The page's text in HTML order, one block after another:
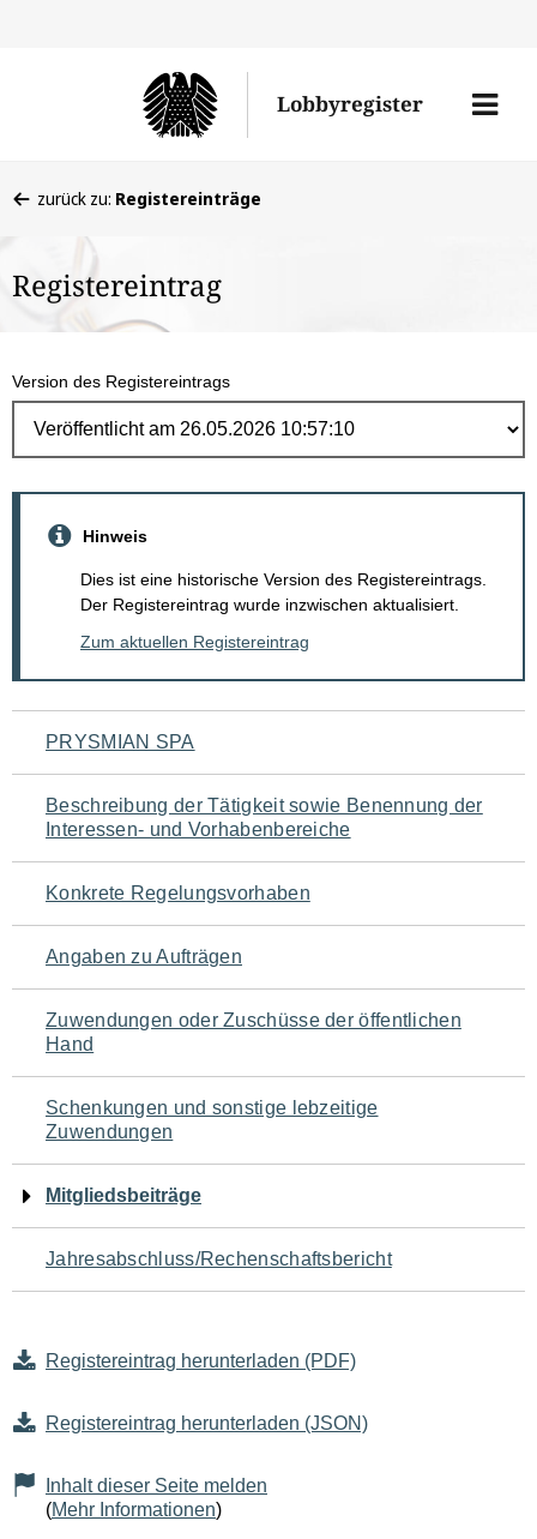
Lobbyregister
Menü
befinden
hier:
zurück zu: Registereinträge
Registereintrag
Version des Registereintrags
Hinweis
Dies ist eine historische Version des Registereintrags.
Der Registereintrag wurde inzwischen aktualisiert.
Zum aktuellen Registereintrag
Navigation
für
den
Seiteninhalt
PRYSMIAN SPA
Beschreibung der Tätigkeit sowie Benennung der
Interessen- und Vorhabenbereiche
Konkrete Regelungsvorhaben
Angaben zu Aufträgen
Zuwendungen oder Zuschüsse der öffentlichen
Hand
Schenkungen und sonstige lebzeitige
Zuwendungen
Mitgliedsbeiträge
Jahresabschluss/Rechenschaftsbericht
Registereintrag herunterladen (PDF)
Registereintrag herunterladen (JSON)
Inhalt dieser Seite melden
(Mehr Informationen)